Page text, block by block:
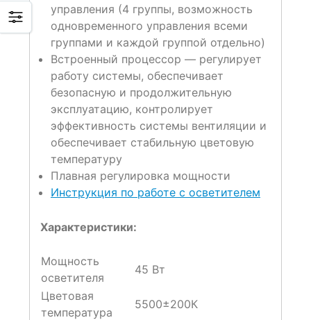
управления (4 группы, возможность
одновременного управления всеми
группами и каждой группой отдельно)
Встроенный процессор — регулирует
работу системы, обеспечивает
безопасную и продолжительную
эксплуатацию, контролирует
эффективность системы вентиляции и
обеспечивает стабильную цветовую
температуру
Плавная регулировка мощности
Инструкция по работе с осветителем
Характеристики:
Мощность
осветителя
45 Вт
Цветовая
температура
5500±200К